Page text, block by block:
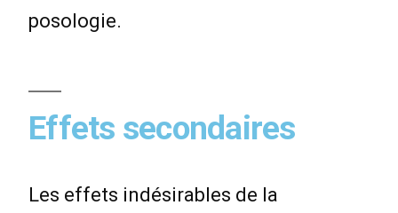
posologie.
Effets secondaires
Les effets indésirables de la